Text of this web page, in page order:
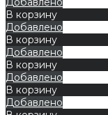
В корзину
Добавлено
В корзину
Добавлено
В корзину
Добавлено
В корзину
Добавлено